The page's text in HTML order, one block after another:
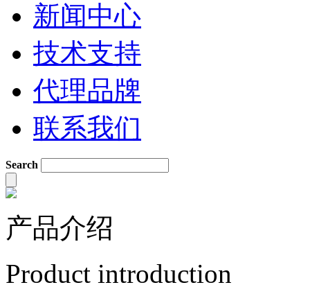
新闻中心
技术支持
代理品牌
联系我们
Search
产品介绍
Product introduction